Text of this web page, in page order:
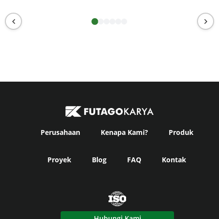
Perusahaan Kenapa Kami? Produk
Proyek Blog FAQ Kontak